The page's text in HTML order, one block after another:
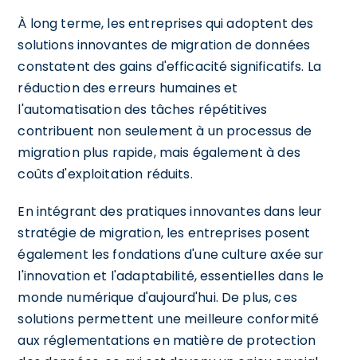
À long terme, les entreprises qui adoptent des
solutions innovantes de migration de données
constatent des gains d'efficacité significatifs. La
réduction des erreurs humaines et
l'automatisation des tâches répétitives
contribuent non seulement à un processus de
migration plus rapide, mais également à des
coûts d'exploitation réduits.
En intégrant des pratiques innovantes dans leur
stratégie de migration, les entreprises posent
également les fondations d'une culture axée sur
l'innovation et l'adaptabilité, essentielles dans le
monde numérique d'aujourd'hui. De plus, ces
solutions permettent une meilleure conformité
aux réglementations en matière de protection